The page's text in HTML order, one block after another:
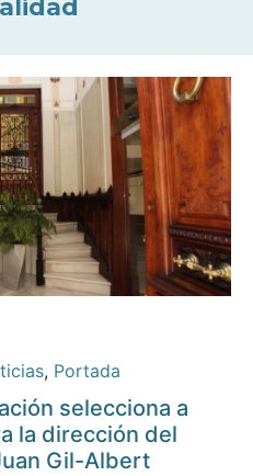
, Portada
selecciona a
la dirección del
Gil-Albert